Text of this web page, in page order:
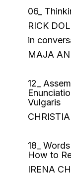
06_
RICK
in
MAJA
12_
Vulgaris
18_
How to
IRENA